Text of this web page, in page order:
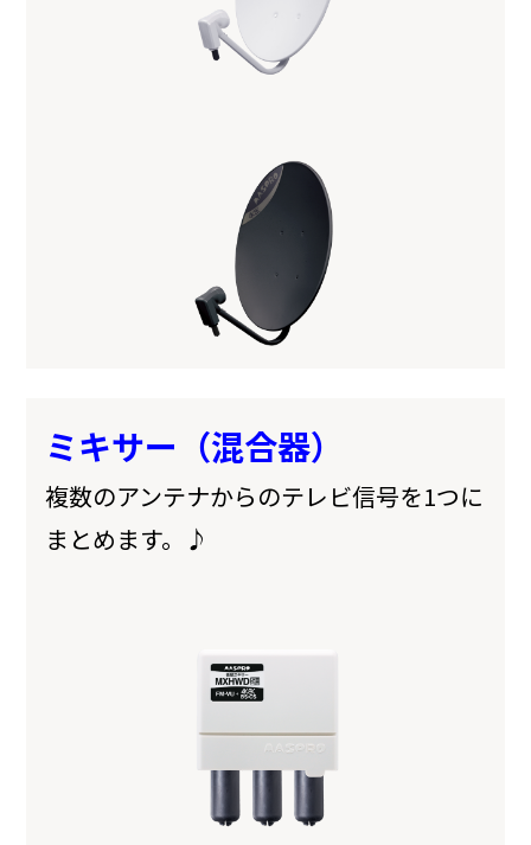
ミキサー（混合器）
複数のアンテナからのテレビ信号を1つに
まとめます。♪